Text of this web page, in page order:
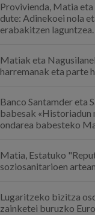
Provivienda, Matia
dute: Adinekoei nola
erabakitzen laguntzea.
Matiak eta
harremanak eta parte
Banco Santamder eta
babesak «Historiadun
ondarea babesteko
Matia, Estatuko
soziosanitarioen
Lugaritzeko bizitza
zainketei buruzko